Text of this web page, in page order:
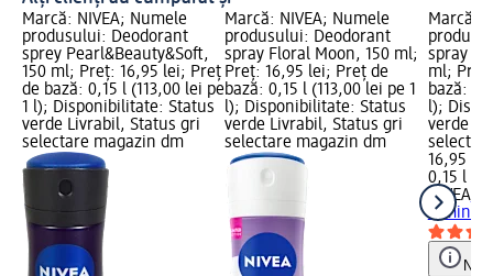
Marcă: NIVEA; Numele
produsului: Deodorant
sprey Pearl&Beauty&Soft,
150 ml; Preț: 16,95 lei; Preț
de bază: 0,15 l (113,00 lei pe
1 l); Disponibilitate: Status
verde Livrabil, Status gri
selectare magazin dm
Marcă: NIVEA; Numele
produsului: Deodorant
spray Floral Moon, 150 ml;
Preț: 16,95 lei; Preț de
bază: 0,15 l (113,00 lei pe 1
l); Disponibilitate: Status
verde Livrabil, Status gri
selectare magazin dm
Marcă:
spray
ml;
bază:
l);
verde
16,95 lei
0,15 l
NIVEA
feminin
Notă